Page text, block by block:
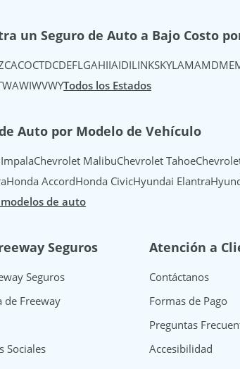
un Seguro de Auto a Bajo Costo
CACOCTDCDEFLGAHIIAIDILINKSKYLAMAMDME
WAWIWVWYTodos los Estados
Auto por Modelo de Vehículo
Chevrolet MalibuChevrolet Tahoe
Honda AccordHonda CivicHyundai Elantra
de auto
Seguros
Seguros
de Freeway
Sociales
Atención a
Contáctanos
Formas de Pago
Preguntas
Accesibilidad